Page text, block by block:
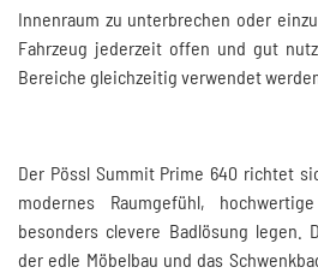
Innenraum zu unterbrechen oder
Fahrzeug jederzeit offen und gut
Bereiche gleichzeitig verwendet
Der Pössl Summit Prime 640 richtet
modernes Raumgefühl,
besonders clevere Badlösung legen.
der edle Möbelbau und das